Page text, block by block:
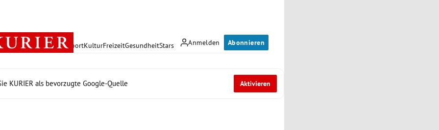
Anmelden Abonnieren
PolitikWirtschaft SportKulturFreizeitGesundheitStars
KURIER als bevorzugte Google-Quelle Aktivieren